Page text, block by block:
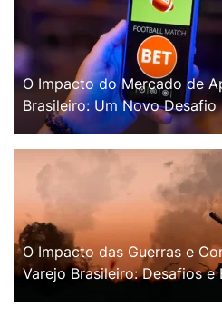
O Impacto do Mercado de
Brasileiro: Um Novo
O Impacto das Guerras e
Varejo Brasileiro: Desafios e